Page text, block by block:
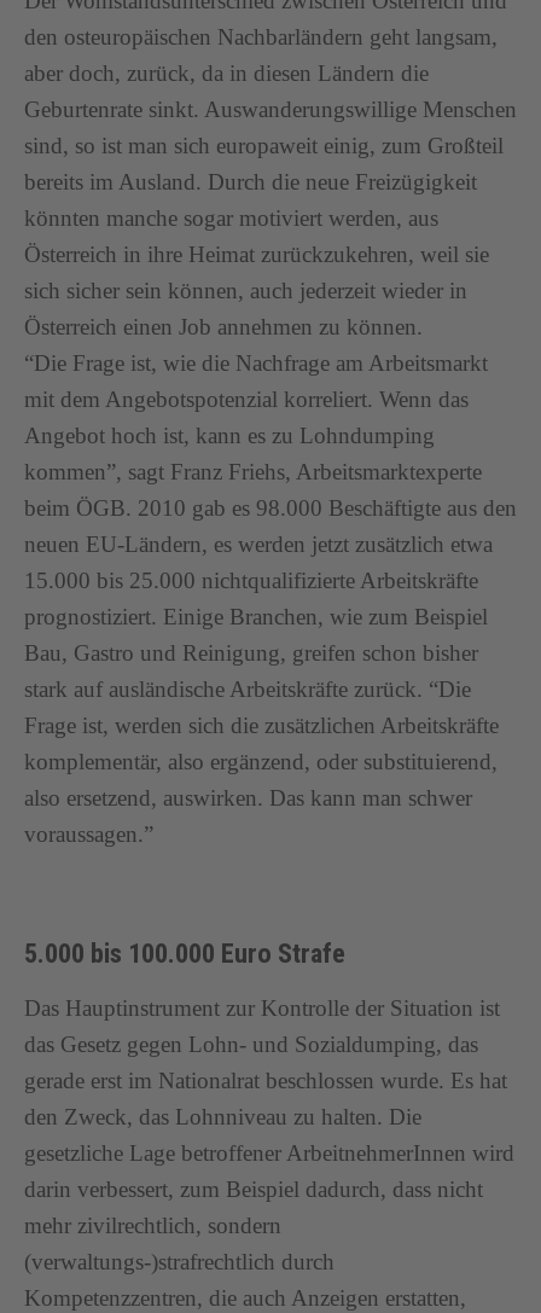
den osteuropäischen Nachbarländern geht langsam,
aber doch, zurück, da in diesen Ländern die
Geburtenrate sinkt. Auswanderungswillige Menschen
sind, so ist man sich europaweit einig, zum Großteil
bereits im Ausland. Durch die neue Freizügigkeit
könnten manche sogar motiviert werden, aus
Österreich in ihre Heimat zurückzukehren, weil sie
sich sicher sein können, auch jederzeit wieder in
Österreich einen Job annehmen zu können.
“Die Frage ist, wie die Nachfrage am Arbeitsmarkt
mit dem Angebotspotenzial korreliert. Wenn das
Angebot hoch ist, kann es zu Lohndumping
kommen”, sagt Franz Friehs, Arbeitsmarktexperte
beim ÖGB. 2010 gab es 98.000 Beschäftigte aus den
neuen EU-Ländern, es werden jetzt zusätzlich etwa
15.000 bis 25.000 nichtqualifizierte Arbeitskräfte
prognostiziert. Einige Branchen, wie zum Beispiel
Bau, Gastro und Reinigung, greifen schon bisher
stark auf ausländische Arbeitskräfte zurück. “Die
Frage ist, werden sich die zusätzlichen Arbeitskräfte
komplementär, also ergänzend, oder substituierend,
also ersetzend, auswirken. Das kann man schwer
voraussagen.”
5.000 bis 100.000 Euro Strafe
Das Hauptinstrument zur Kontrolle der Situation ist
das Gesetz gegen Lohn- und Sozialdumping, das
gerade erst im Nationalrat beschlossen wurde. Es hat
den Zweck, das Lohnniveau zu halten. Die
gesetzliche Lage betroffener ArbeitnehmerInnen wird
darin verbessert, zum Beispiel dadurch, dass nicht
mehr zivilrechtlich, sondern
(verwaltungs-)strafrechtlich durch
Kompetenzzentren, die auch Anzeigen erstatten,